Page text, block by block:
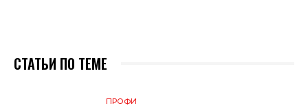
СТАТЬИ ПО ТЕМЕ
ПРОФИ